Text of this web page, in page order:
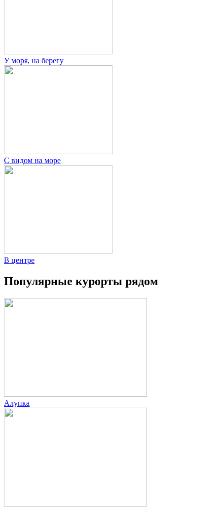
У моря, на берегу
С видом на море
В центре
Популярные курорты рядом
Алупка